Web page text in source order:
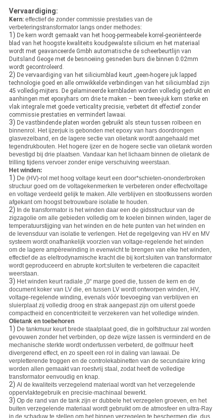
Vervaardiging:
Kern: effectief de zonder commissie prestaties van de
verbeteringstransformator langs onder methodes:
1) De kern wordt gemaakt van het hoog-permeabele korrel-georiënteerde
blad van het hoogste kwaliteits koudgewalste silicium en het materiaal
wordt met geavanceerde Gmbh automatische de scheerbeurtlijn van
Duitsland Geoge met de besnoeiing gesneden burs die binnen 0.02mm
wordt gecontroleerd.
2) De vervaardiging van het siliciumblad keurt „geen-hogere juk lapped
technologie goed en alle omwikkelde verbindingen van het siliciumblad zijn
45 volledig-mijters. De gelamineerde kernbladen worden volledig gedrukt en
aanhingen met epoxyhars om drie te maken – been twee-juk kern sterke en
vlak integrale met goede verticality precisie, verbetert dit effectief zonder
commissie prestaties en vermindert lawaai.
3) De vastbindende platen worden gebruikt als steun tussen rolbeen en
binnenrol. Het ijzerjuk is gebonden met epoxy van hars doordrongen
glasvezelband, en de lagere sectie van olietank wordt aangehaald met
tegendrukbouten. Het hogere ijzer en de hogere sectie van olietank worden
bevestigd bij drie plaatsen. Vandaar kan het lichaam binnen de olietank de
trilling tijdens vervoer zonder enige verschuiving weerstaan.
Het winden:
1) De (HV)-rol met hoog voltage keurt een door*schieten-ononderbroken
structuur goed om de voltagekenmerken te verbeteren onder effectvoltage
en voltage verdeeld gelijk te maken. Alle verblijven en stootkussens worden
afgekant om hoogst betrouwbare isolatie te houden.
2) In de transformator is het winden daar een de gidsstructuur van de
zigzagolie om alle gebieden volledig om te koelen binnen winden, lager de
temperatuurstijging van het winden en de hete punten van het winden en
de levensduur van isolatie te verlengen. Het de regelgeving van HV en MV
systeem wordt onafhankelijk voorzien van voltage-regelende het winden
om de lagere ampèrewinding in evenwicht te brengen van elke het winden,
effectief de as eleltrodynamische kracht die bij kort:sluiten van transformator
wordt geproduceerd en abrupte kort:sluiten te verbeteren die capaciteit
weerstaan.
3) Het winden keurt radiale „0“ marge goed die, tussen de kern en de
document koker van LV die, en tussen LV wordt ontworpen winden, HV,
voltage-regelende winding, evenals vóór toevoeging van verblijven en
sluierplaat zij volledig droog en strak aangepast zijn om uiterst goede
compactheid en concentriciteit te verzekeren van het volledige winden.
Olietank en toebehoren
1) De tankmuur keurt brede staalplaat goed, die in golfstructuur zal worden
gevouwen zonder het verbinden, op deze wijze lassen is verminderd en de
mechanische sterkte wordt ondertussen verbeterd, de golfmuur heeft
divergerend effect, en zo speelt een rol in daling van lawaai. De
verpletterende troggen en de controlekabinetten van de secundaire kring
worden allen gemaakt van roestvrij staal, zodat heeft de volledige
transformator eenvoudig en knap.
2) Al de kwaliteits verzegelend materiaal wordt van het verzegelende
oppervlaktegebruik en precisie-machinaal bewerkt.
3) Op de rand van de tank zijn er dubbele het verzegelen groeven, en het
buiten verzegelende materiaal wordt gebruikt om de atmosfeer en ultra-Ray